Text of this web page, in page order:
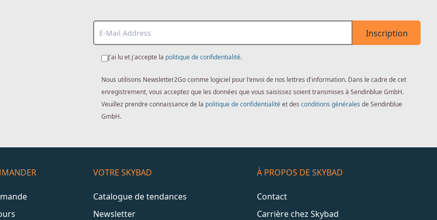
Inscription
J'ai lu et j'accepte la politique de confidentialité.
Nous utilisons Newsletter2Go comme logiciel pour l'envoi de nos lettres d'information. Dans le cadre de cet
enregistrement, vous acceptez que les données que vous saisissez soient transmises à Sendinblue GmbH.
Veuillez prendre connaissance de la politique de confidentialitéet des conditions générales de Sendinblue
GmbH.
VOTRE SKYBAD
Catalogue de tendances
Newsletter
À PROPOS DE SKYBAD
Contact
Carrière chez Skybad